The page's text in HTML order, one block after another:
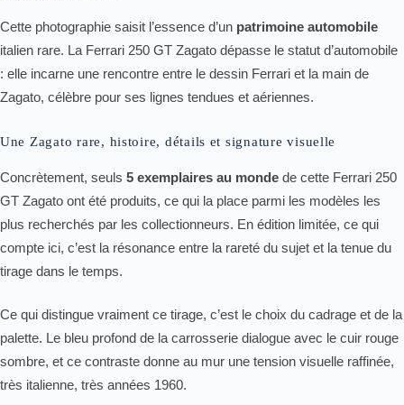
Cette photographie saisit l’essence d’un patrimoine automobile
italien rare. La Ferrari 250 GT Zagato dépasse le statut d’automobile
: elle incarne une rencontre entre le dessin Ferrari et la main de
Zagato, célèbre pour ses lignes tendues et aériennes.
Une Zagato rare, histoire, détails et signature visuelle
Concrètement, seuls 5 exemplaires au monde de cette Ferrari 250
GT Zagato ont été produits, ce qui la place parmi les modèles les
plus recherchés par les collectionneurs. En édition limitée, ce qui
compte ici, c’est la résonance entre la rareté du sujet et la tenue du
tirage dans le temps.
Ce qui distingue vraiment ce tirage, c’est le choix du cadrage et de la
palette. Le bleu profond de la carrosserie dialogue avec le cuir rouge
sombre, et ce contraste donne au mur une tension visuelle raffinée,
très italienne, très années 1960.